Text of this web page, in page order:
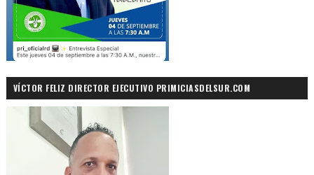
VÍCTOR FELIZ DIRECTOR EJECUTIVO PRIMICIASDELSUR.COM